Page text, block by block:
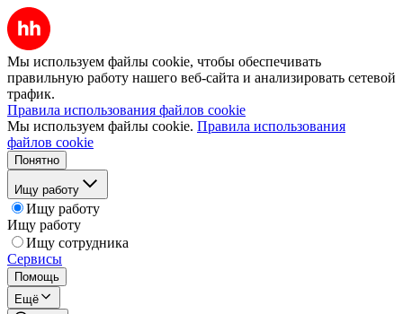
Мы используем файлы cookie, чтобы обеспечивать
правильную работу нашего веб-сайта и анализировать сетевой
трафик.
Правила использования файлов cookie
Мы используем файлы cookie. Правила использования
файлов cookie
Понятно
Ищу работу
Ищу работу
Ищу работу
Ищу сотрудника
Сервисы
Помощь
Ещё